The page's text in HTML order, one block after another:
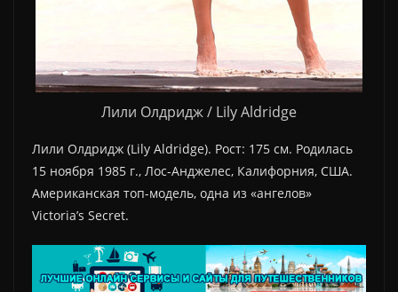
Лили Олдридж / Lily Aldridge
Лили Олдридж (Lily Aldridge). Рост: 175 см. Родилась
15 ноября 1985 г., Лос-Анджелес, Калифорния, США.
Американская топ-модель, одна из «ангелов»
Victoria’s Secret.